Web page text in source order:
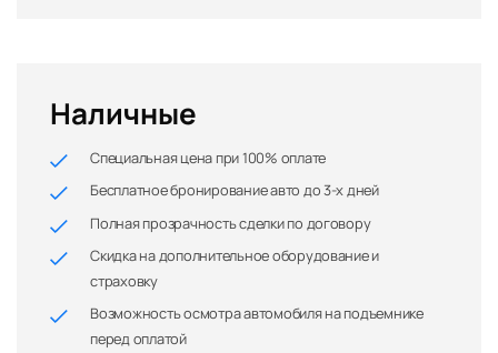
Наличные
Специальная цена при 100% оплате
Бесплатное бронирование авто до 3-х дней
Полная прозрачность сделки по договору
Скидка на дополнительное оборудование и
страховку
Возможность осмотра автомобиля на подъемнике
перед оплатой